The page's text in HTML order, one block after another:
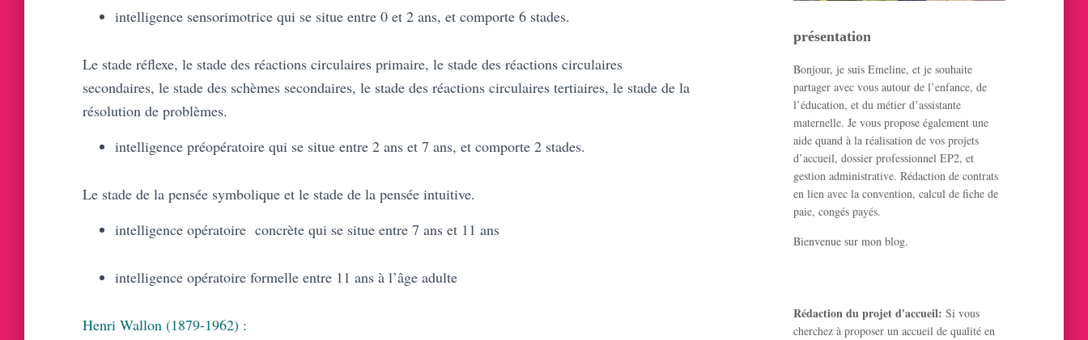
intelligence sensorimotrice qui se situe entre 0 et 2 ans, et comporte 6 stades.
Le stade réflexe, le stade des réactions circulaires primaire, le stade des réactions circulaires
secondaires, le stade des schèmes secondaires, le stade des réactions circulaires tertiaires, le stade de la
résolution de problèmes.
intelligence préopératoire qui se situe entre 2 ans et 7 ans, et comporte 2 stades.
Le stade de la pensée symbolique et le stade de la pensée intuitive.
intelligence opératoire concrète qui se situe entre 7 ans et 11 ans
intelligence opératoire formelle entre 11 ans à l’âge adulte
Henri Wallon (1879-1962) :
présentation
Bonjour, je suis Emeline, et je souhaite
partager avec vous autour de l’enfance, de
l’éducation, et du métier d’assistante
maternelle. Je vous propose également une
aide quand à la réalisation de vos projets
d’accueil, dossier professionnel EP2, et
gestion administrative. Rédaction de contrats
en lien avec la convention, calcul de fiche de
paie, congés payés.
Bienvenue sur mon blog.
Rédaction du projet d'accueil: Si vous
cherchez à proposer un accueil de qualité en